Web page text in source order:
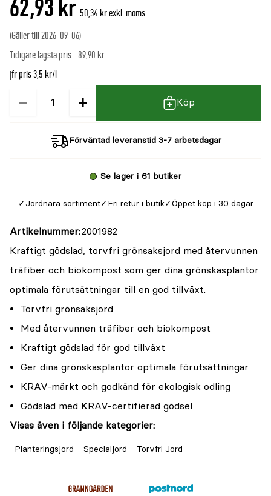
{0}
av
62,93 kr 50,34 kr exkl. moms
(Gäller till 2026-09-06)
Tidigare lägsta pris
89,90 kr
jfr pris 3,5 kr/l
−
Kvantitet + Köp
Förväntad leveranstid 3-7 arbetsdagar
Se lager i 61 butiker
Jordnära sortiment Fri retur i butik Öppet köp i 30 dagar
Artikelnummer 2001982
Kraftigt gödslad, torvfri grönsaksjord med återvunnen
träfiber och biokompost som ger dina grönskasplantor
optimala förutsättningar till en god tillväxt.
Torvfri grönsaksjord
Med återvunnen träfiber och biokompost
Kraftigt gödslad för god tillväxt
Ger dina grönskasplantor optimala förutsättningar
KRAV-märkt och godkänd för ekologisk odling
Gödslad med KRAV-certifierad gödsel
Visas även i följande kategorier:
Planteringsjord Specialjord Torvfri Jord